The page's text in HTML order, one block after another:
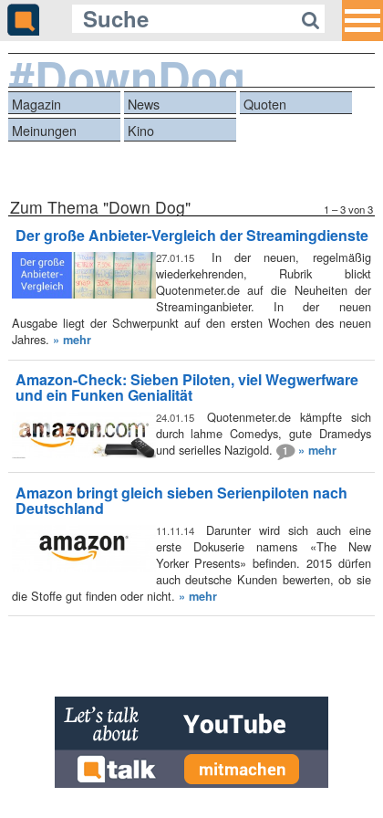
#DownDog
Magazin News
Quoten
Meinungen
Kino
Zum Thema "Down Dog" 1 – 3 von 3
Der große Anbieter-Vergleich der Streamingdienste
27.01.15
In der neuen, regelmäßig
wiederkehrenden, Rubrik blickt
Quotenmeter.de auf die Neuheiten der
Streaminganbieter. In der neuen
Ausgabe liegt der Schwerpunkt auf den ersten Wochen des neuen
Jahres. » mehr
Amazon-Check: Sieben Piloten, viel Wegwerfware
und ein Funken Genialität
24.01.15
Quotenmeter.de kämpfte sich
durch lahme Comedys, gute Dramedys
und serielles Nazigold.
1 » mehr
Amazon bringt gleich sieben Serienpiloten nach
Deutschland
11.11.14
Darunter wird sich auch eine
erste Dokuserie namens «The New
Yorker Presents» befinden. 2015 dürfen
auch deutsche Kunden bewerten, ob sie
die Stoffe gut finden oder nicht. » mehr